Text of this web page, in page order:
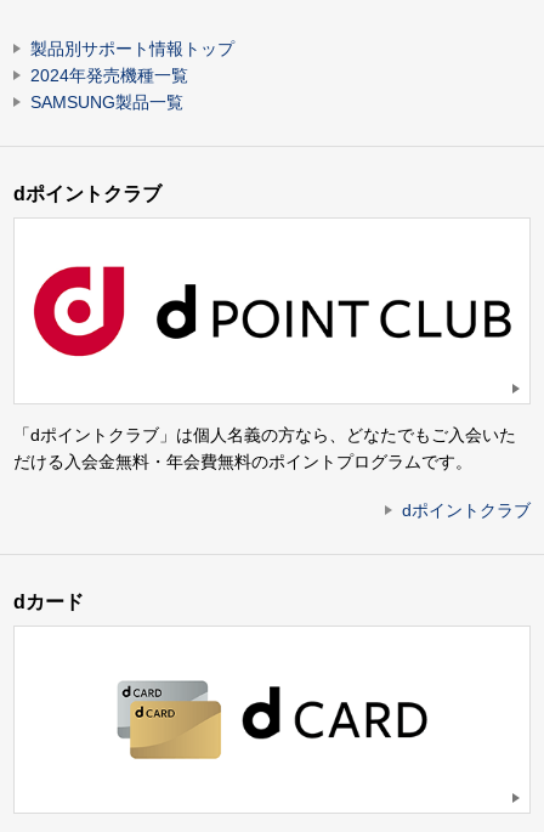
製品別サポート情報トップ
2024年発売機種一覧
SAMSUNG製品一覧
dポイントクラブ
「dポイントクラブ」は個人名義の方なら、どなたでもご入会いた
だける入会金無料・年会費無料のポイントプログラムです。
dポイントクラブ
dカード